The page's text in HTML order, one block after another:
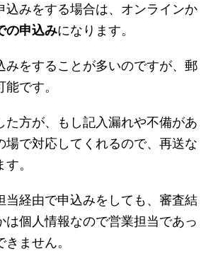
込みをする場合は、オンラインか
の申込みになります。
みをすることが多いのですが、郵
です。
た方が、もし記入漏れや不備があ
場で対応してくれるので、再送な
。
当経由で申込みをしても、審査結
は個人情報なので営業担当であっ
ません。